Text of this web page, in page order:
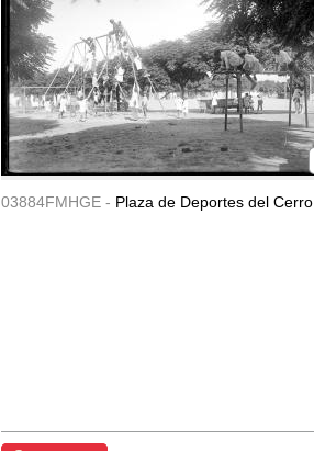
03884FMHGE - Plaza de Deportes del Cerro.